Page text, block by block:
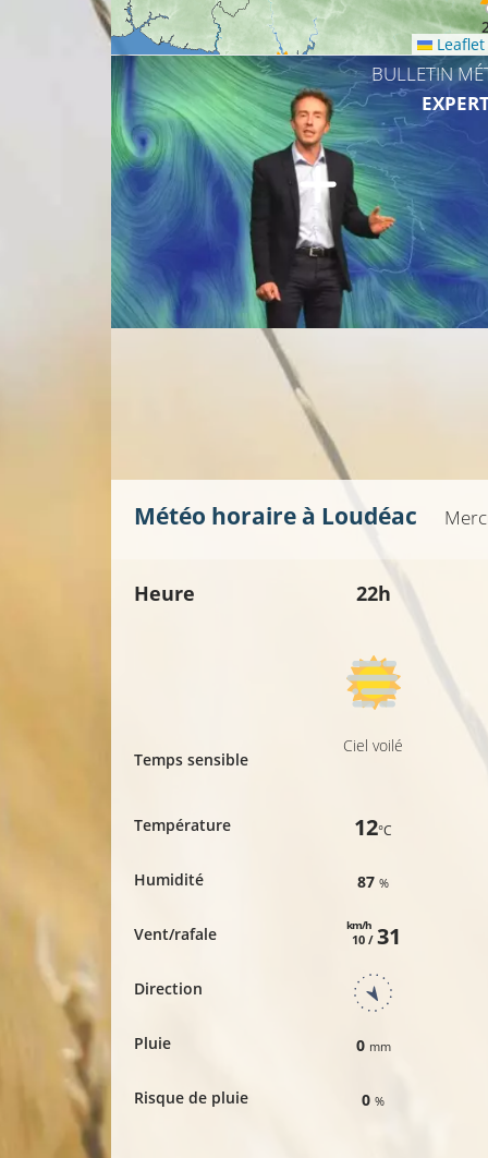
21°C
Leaflet
BULLETIN
Météo horaire à Loudéac
Heure
Temps sensible
Température
Humidité
Vent/rafale
Direction
Pluie
Risque de pluie
22h
Ciel voilé
12°C
87%
10 /
km/h 31
0 mm
0%